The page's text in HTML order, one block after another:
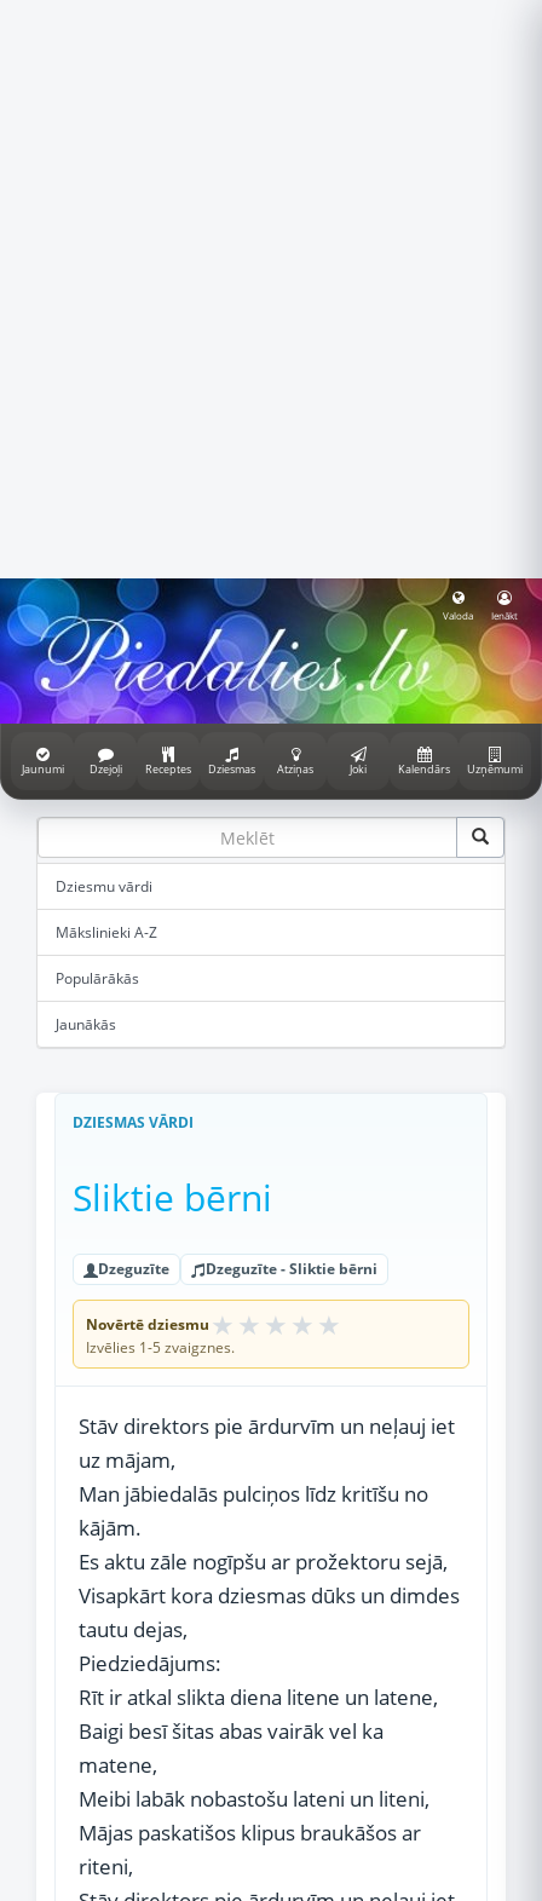
Valoda Ienākt
Jaunumi Dzejoļi Receptes Dziesmas Atziņas Joki Kalendārs Uzņēmumi
Dziesmu vārdi
Mākslinieki A-Z
Populārākās
Jaunākās
DZIESMAS VĀRDI
Sliktie bērni
Dzeguzīte Dzeguzīte - Sliktie bērni
Novērtē dziesmu ★ ★ ★ ★ ★
Izvēlies 1-5 zvaigznes.
Stāv direktors pie ārdurvīm un neļauj iet
uz mājam,
Man jābiedalās pulciņos līdz kritīšu no
kājām.
Es aktu zāle nogīpšu ar prožektoru sejā,
Visapkārt kora dziesmas dūks un dimdes
tautu dejas,
Piedziedājums:
Rīt ir atkal slikta diena litene un latene,
Baigi besī šitas abas vairāk vel ka
matene,
Meibi labāk nobastošu lateni un liteni,
Mājas paskatišos klipus braukāšos ar
riteni,